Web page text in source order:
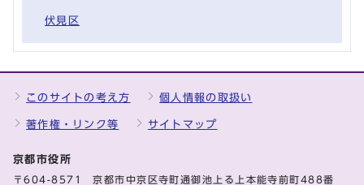
伏見区
このサイトの考え方 個人情報の取扱い
著作権・リンク等 サイトマップ
京都市役所
〒604-8571 京都市中京区寺町通御池上る上本能寺前町488番